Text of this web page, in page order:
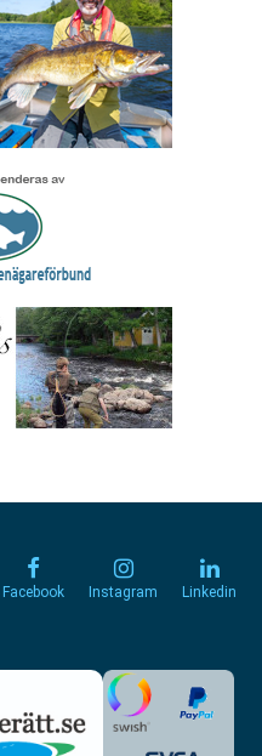
Facebook Instagram Linkedin